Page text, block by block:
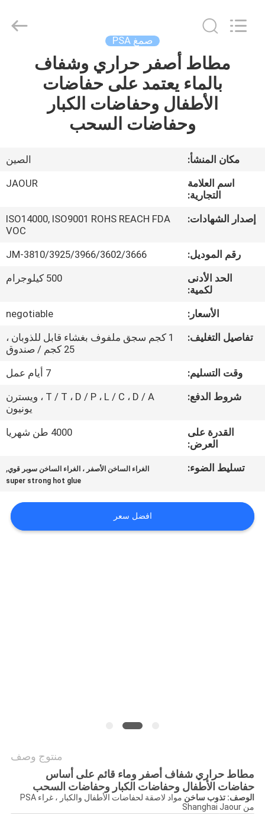
منتجات
المصنع
مراقبة
الجودة
بنا
أخبار
القضايا
عرض
خريطة
Adhesive
Products
صمغ PSA
مطاط أصفر حراري وشفاف
بالماء يعتمد على حفاضات
الأطفال وحفاضات الكبار
وحفاضات السحب
مكان المنشأ:
الصين
اسم العلامة
التجارية:
JAOUR
إصدار الشهادات:
ISO14000, ISO9001 ROHS REACH FDA
VOC
رقم الموديل:
JM-3810/3925/3966/3602/3666
الحد الأدنى
لكمية:
500 كيلوجرام
الأسعار:
negotiable
تفاصيل التغليف:
1 كجم سجق ملفوف بغشاء قابل للذوبان ،
25 كجم / صندوق
وقت التسليم:
7 أيام عمل
شروط الدفع:
T / T ، D / P ، L / C ، D / A ، ويسترن
يونيون
القدرة على
العرض:
4000 طن شهريا
تسليط الضوء: الغراء الساخن الأصفر ، الغراء الساخن سوبر قوي,
super strong hot glue
افضل سعر
منتوج وصف
مطاط حراري شفاف أصفر وماء قائم على أساس
حفاضات الأطفال وحفاضات الكبار وحفاضات السحب
الوصف: تذوب ساخن
مواد لاصقة لحفاضات الأطفال والكبار ، غراء PSA
من Shanghai Jaour